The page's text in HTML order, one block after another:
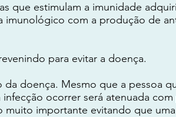
que estimulam a imunidade
imunológico com a produção de
para evitar a doença.
doença. Mesmo que a pessoa
ocorrer será atenuada
importante evitando que